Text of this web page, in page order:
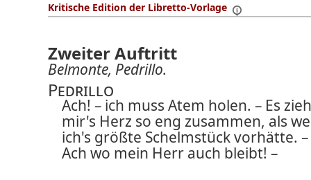
Kritische Edition der Libretto-Vorlage
Zweiter Auftritt
Belmonte, Pedrillo.
Pedrillo
Ach! – ich muss Atem holen. – Es
mir's Herz so eng zusammen, als
ich's größte Schelmstück vorhätte. –
Ach wo mein Herr auch bleibt! –